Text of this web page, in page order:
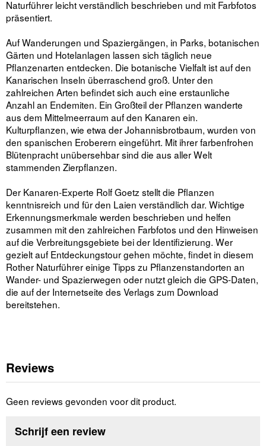
Naturführer leicht verständlich beschrieben und mit Farbfotos
präsentiert.
Auf Wanderungen und Spaziergängen, in Parks, botanischen
Gärten und Hotelanlagen lassen sich täglich neue
Pflanzenarten entdecken. Die botanische Vielfalt ist auf den
Kanarischen Inseln überraschend groß. Unter den
zahlreichen Arten befindet sich auch eine erstaunliche
Anzahl an Endemiten. Ein Großteil der Pflanzen wanderte
aus dem Mittelmeerraum auf den Kanaren ein.
Kulturpflanzen, wie etwa der Johannisbrotbaum, wurden von
den spanischen Eroberern eingeführt. Mit ihrer farbenfrohen
Blütenpracht unübersehbar sind die aus aller Welt
stammenden Zierpflanzen.
Der Kanaren-Experte Rolf Goetz stellt die Pflanzen
kenntnisreich und für den Laien verständlich dar. Wichtige
Erkennungsmerkmale werden beschrieben und helfen
zusammen mit den zahlreichen Farbfotos und den Hinweisen
auf die Verbreitungsgebiete bei der Identifizierung. Wer
gezielt auf Entdeckungstour gehen möchte, findet in diesem
Rother Naturführer einige Tipps zu Pflanzenstandorten an
Wander- und Spazierwegen oder nutzt gleich die GPS-Daten,
die auf der Internetseite des Verlags zum Download
bereitstehen.
Reviews
Geen reviews gevonden voor dit product.
Schrijf een review